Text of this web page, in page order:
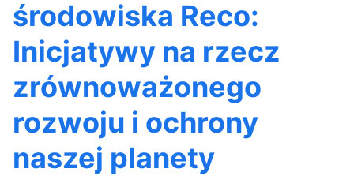
środowiska Reco:
Inicjatywy na rzecz
zrównoważonego
rozwoju i ochrony
naszej planety